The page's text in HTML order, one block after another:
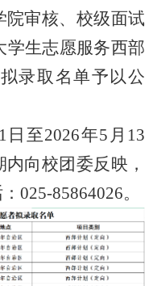
院审核、校级面试
学生志愿服务西部
录取名单予以公
日至2026年5月13
向校团委反映，
025-85864026。